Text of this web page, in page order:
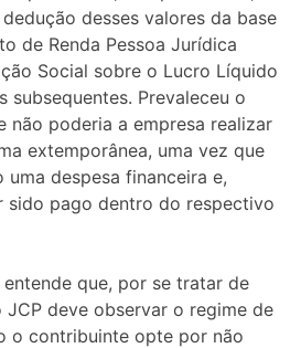
desses valores da base
de Renda Pessoa Jurídica
Social sobre o Lucro Líquido
subsequentes. Prevaleceu o
não poderia a empresa realizar
extemporânea, uma vez que
despesa financeira e,
sido pago dentro do respectivo
que, por se tratar de
deve observar o regime de
o contribuinte opte por não